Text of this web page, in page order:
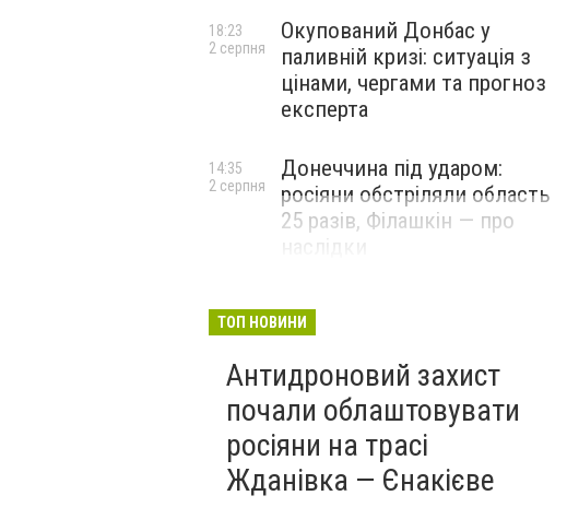
Окупований Донбас у
паливній кризі: ситуація з
цінами, чергами та прогноз
експерта
18:23
2 серпня
Донеччина під ударом:
росіяни обстріляли область
25 разів, Філашкін — про
14:35
2 серпня
ТОП НОВИНИ
Антидроновий захист
почали облаштовувати
росіяни на трасі
Жданівка — Єнакієве